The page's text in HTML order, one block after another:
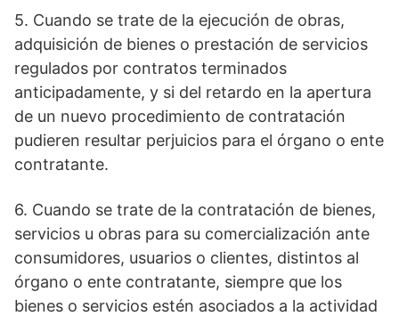
5. Cuando se trate de la ejecución de obras,
adquisición de bienes o prestación de servicios
regulados por contratos terminados
anticipadamente, y si del retardo en la apertura
de un nuevo procedimiento de contratación
pudieren resultar perjuicios para el órgano o ente
contratante.
6. Cuando se trate de la contratación de bienes,
servicios u obras para su comercialización ante
consumidores, usuarios o clientes, distintos al
órgano o ente contratante, siempre que los
bienes o servicios estén asociados a la actividad